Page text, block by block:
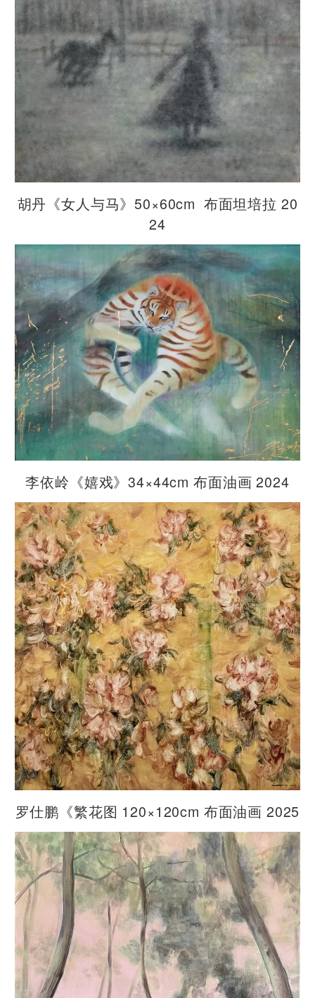
胡丹《女人与马》50×60cm 布面坦培拉 20
24
李依岭《嬉戏》34×44cm 布面油画 2024
罗仕鹏《繁花图 120×120cm 布面油画 2025